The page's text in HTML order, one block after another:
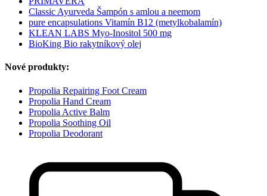
Classic Ayurveda Šampón s amlou a neemom
pure encapsulations Vitamín B12 (metylkobalamín)
KLEAN LABS Myo-Inositol 500 mg
BioKing Bio rakytníkový olej
Nové produkty:
Propolia Repairing Foot Cream
Propolia Hand Cream
Propolia Active Balm
Propolia Soothing Oil
Propolia Deodorant